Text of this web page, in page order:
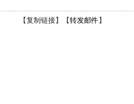
【复制链接】【转发邮件 】